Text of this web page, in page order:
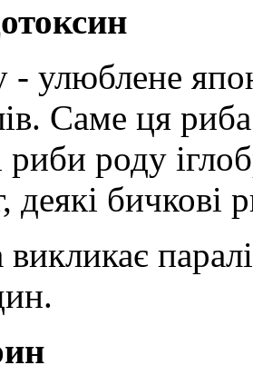
- улюблене
Саме ця
риби роду
деякі бичкові